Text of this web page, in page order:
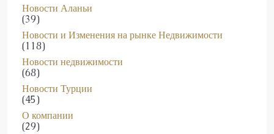
Новости Аланьи
(39)
Новости и Изменения на рынке Недвижимости
(118)
Новости недвижимости
(68)
Новости Турции
(45)
О компании
(29)